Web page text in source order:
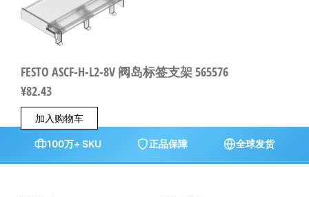
FESTO ASCF-H-L2-8V 阀岛标签支架 565576
¥82.43
加入购物车
100万+ SKU 正品保障 全球发货